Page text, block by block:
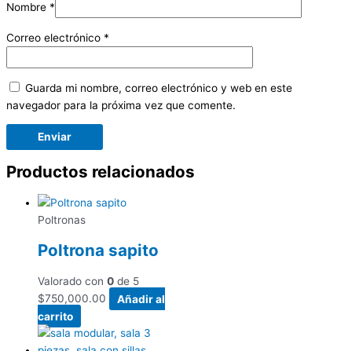
Nombre *
Correo electrónico *
Guarda mi nombre, correo electrónico y web en este
navegador para la próxima vez que comente.
Productos relacionados
Poltronas
Poltrona sapito
Valorado con 0 de 5
$750,000.00
Añadir al
carrito